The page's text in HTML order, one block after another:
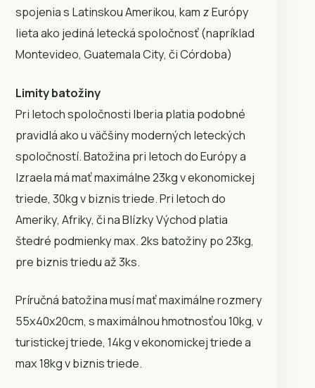
spojenia s Latinskou Amerikou, kam z Európy
lieta ako jediná letecká spoločnosť (napríklad
Montevideo, Guatemala City, či Córdoba)
Limity batožiny
Pri letoch spoločnosti Iberia platia podobné
pravidlá ako u väčšiny moderných leteckých
spoločností. Batožina pri letoch do Európy a
Izraela má mať maximálne 23kg v ekonomickej
triede, 30kg v biznis triede. Pri letoch do
Ameriky, Afriky, či na Blízky Východ platia
štedré podmienky max. 2ks batožiny po 23kg,
pre biznis triedu až 3ks.
Príručná batožina musí mať maximálne rozmery
55x40x20cm, s maximálnou hmotnosťou 10kg, v
turistickej triede, 14kg v ekonomickej triede a
max 18kg v biznis triede.